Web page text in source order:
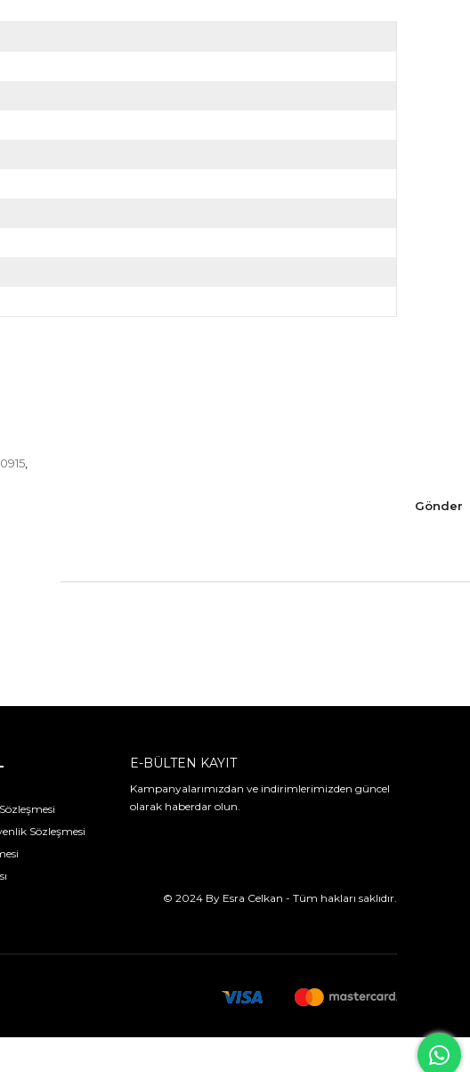
,
Gönder
Sözleşmesi
E-BÜLTEN KAYIT
Kampanyalarımızdan ve indirimlerimizden güncel
olarak haberdar olun.
© 2024 By Esra Celkan - Tüm hakları saklıdır.